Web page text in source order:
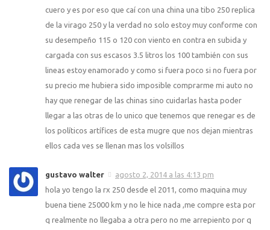
cuero y es por eso que caí con una china una tibo 250 replica
de la virago 250 y la verdad no solo estoy muy conforme con
su desempeño 115 o 120 con viento en contra en subida y
cargada con sus escasos 3.5 litros los 100 también con sus
lineas estoy enamorado y como si fuera poco si no fuera por
su precio me hubiera sido imposible comprarme mi auto no
hay que renegar de las chinas sino cuidarlas hasta poder
llegar a las otras de lo unico que tenemos que renegar es de
los políticos artífices de esta mugre que nos dejan mientras
ellos cada ves se llenan mas los volsillos
gustavo walter
agosto 2, 2014 a las 4:13 pm
hola yo tengo la rx 250 desde el 2011, como maquina muy
buena tiene 25000 km y no le hice nada ,me compre esta por
q realmente no llegaba a otra pero no me arrepiento por q